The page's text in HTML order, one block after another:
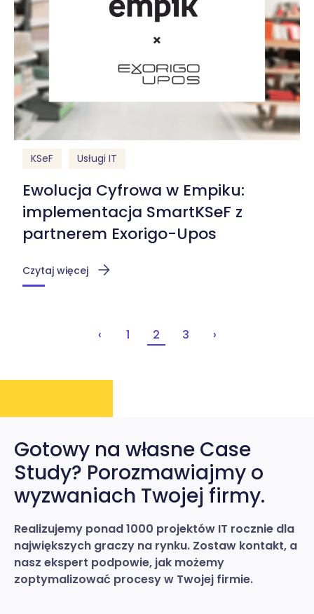
KSeF Usługi IT
Ewolucja Cyfrowa w Empiku:
implementacja SmartKSeF z
partnerem Exorigo-Upos
Czytaj więcej
‹ 1 2 3 ›
Gotowy na własne Case
Study? Porozmawiajmy o
wyzwaniach Twojej firmy.
Realizujemy ponad 1000 projektów IT rocznie dla
największych graczy na rynku. Zostaw kontakt, a
nasz ekspert podpowie, jak możemy
zoptymalizować procesy w Twojej firmie.